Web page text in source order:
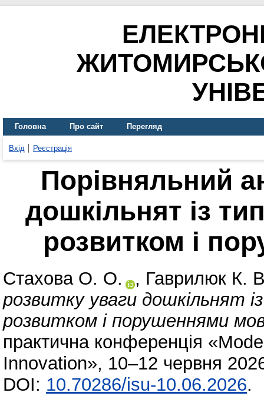
Головна Про сайт Перегляд
Вхід Реєстрація
Порівняльний
дошкільнят із
розвитком і
Стахова О. О. , Гаврилюк К.
розвитку уваги дошкільнят
розвитком і порушеннями
практична конференція
Innovation», 10–12 червня
DOI: 10.70286/isu-10.06.2026.